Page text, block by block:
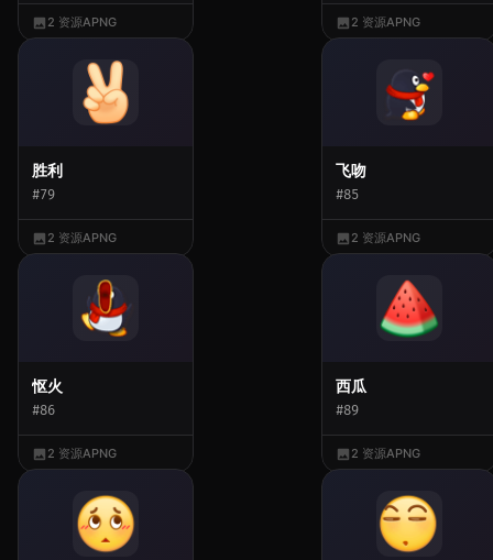
2 资源APNG 2 资源APNG
胜利
#79
2 资源APNG
飞吻
#85
2 资源APNG
怄火
#86
2 资源APNG
西瓜
#89
2 资源APNG